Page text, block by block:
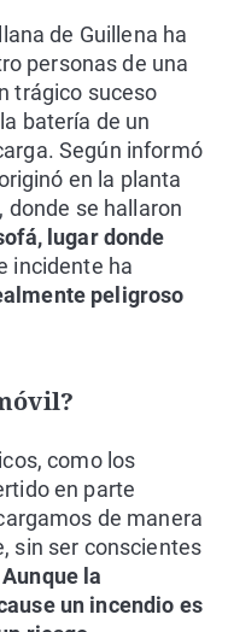
de Guillena ha
personas de una
trágico suceso
batería de un
Según informó
en la planta
donde se hallaron
lugar donde
incidente ha
peligroso
como los
en parte
de manera
sin ser conscientes
Aunque la
un incendio es